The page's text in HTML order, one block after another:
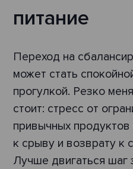
питание
Переход на
может стать
прогулкой. Резко
стоит: стресс от
привычных
к срыву и возврату к
Лучше двигаться